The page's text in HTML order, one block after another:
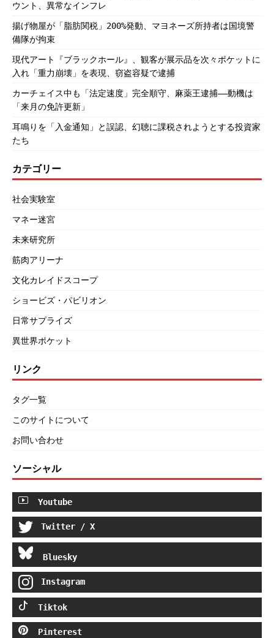
ウント、異常なインフレ
揚げ物屋が「脂肪関税」200%発動、マヨネーズ所持者は国境警
備隊が拘束
現代アート『ブラックホール』、観客が展示品を次々ポケットに
入れ「重力崩壊」を表現、窃盗容疑で逮捕
カーチェイス中も「法定速度」完全順守、麻薬王逮捕――動機は
「来月の免許更新」
耳鳴りを「入金通知」と誤認、幻聴に課税されようとする投資家
たち
カテゴリー
社会実験室
マネー迷宮
未来研究所
筋肉アリーナ
文化カレイドスコープ
ショービズ・パビリオン
日常サプライズ
異世界ポケット
リンク
タグ一覧
このサイトについて
お問い合わせ
ソーシャル
Youtube
Twitter / X
Bluesky
Instagram
Tiktok
Pinterest